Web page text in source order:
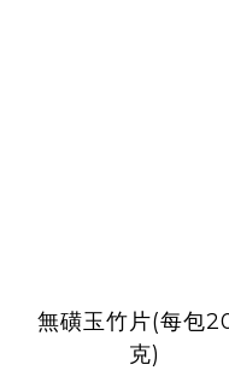
無磺玉竹片(每包
克)